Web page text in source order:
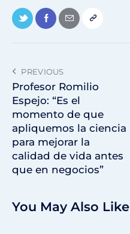
PREVIOUS
Profesor Romilio
Espejo: “Es el
momento de que
apliquemos la ciencia
para mejorar la
calidad de vida antes
que en negocios”
You May Also Like